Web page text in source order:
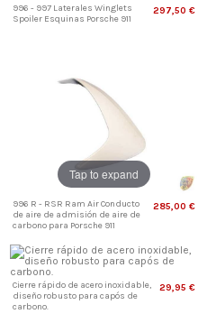
996 - 997 Laterales Winglets
Spoiler Esquinas Porsche 911
297,50 €
Tap to expand
996 R - RSR Ram Air Conducto
de aire de admisión de aire de
carbono para Porsche 911
285,00 €
Cierre rápido de acero inoxidable,
diseño robusto para capós de
carbono.
29,95 €